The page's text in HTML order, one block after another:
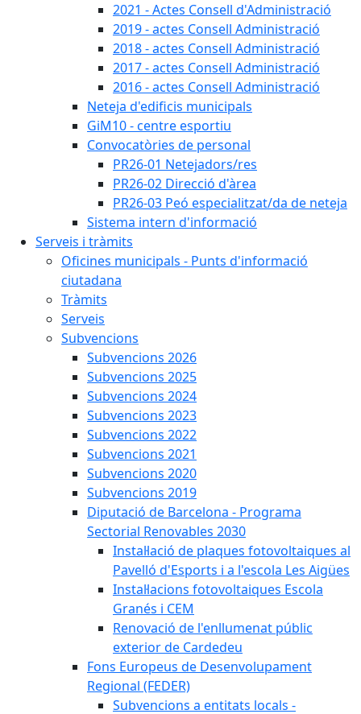
2021 - Actes Consell d'Administració
2019 - actes Consell Administració
2018 - actes Consell Administració
2017 - actes Consell Administració
2016 - actes Consell Administració
Neteja d'edificis municipals
GiM10 - centre esportiu
Convocatòries de personal
PR26-01 Netejadors/res
PR26-02 Direcció d'àrea
PR26-03 Peó especialitzat/da de neteja
Sistema intern d'informació
Serveis i tràmits
Oficines municipals - Punts d'informació
ciutadana
Tràmits
Serveis
Subvencions
Subvencions 2026
Subvencions 2025
Subvencions 2024
Subvencions 2023
Subvencions 2022
Subvencions 2021
Subvencions 2020
Subvencions 2019
Diputació de Barcelona - Programa
Sectorial Renovables 2030
Instal·lació de plaques fotovoltaiques al
Pavelló d'Esports i a l'escola Les Aigües
Instal·lacions fotovoltaiques Escola
Granés i CEM
Renovació de l'enllumenat públic
exterior de Cardedeu
Fons Europeus de Desenvolupament
Regional (FEDER)
Subvencions a entitats locals -